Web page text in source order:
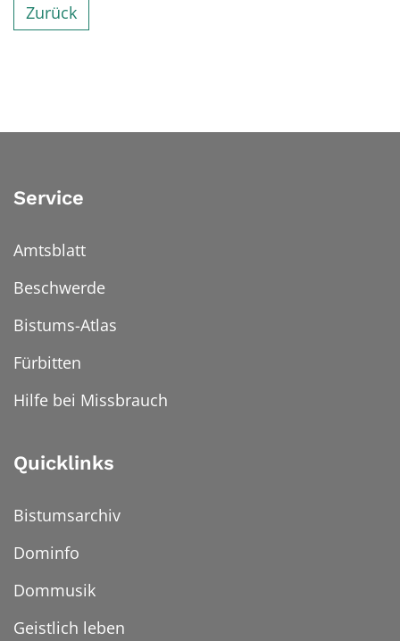
Zurück
Service
Amtsblatt
Beschwerde
Bistums-Atlas
Fürbitten
Hilfe bei Missbrauch
Quicklinks
Bistumsarchiv
Dominfo
Dommusik
Geistlich leben